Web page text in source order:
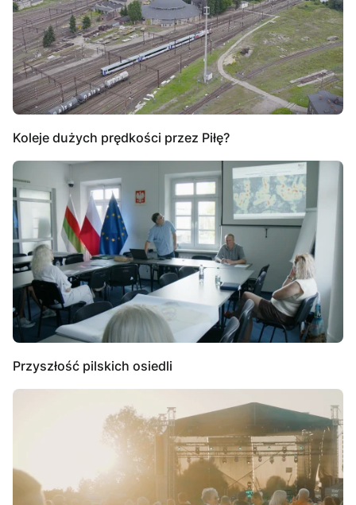
Koleje dużych prędkości przez Piłę?
Przyszłość pilskich osiedli